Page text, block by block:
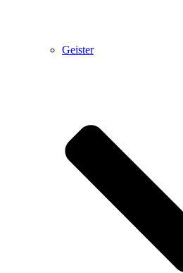
Geister